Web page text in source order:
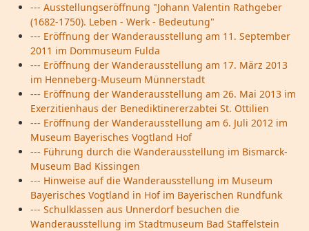
--- Ausstellungseröffnung "Johann Valentin Rathgeber
(1682-1750). Leben - Werk - Bedeutung"
--- Eröffnung der Wanderausstellung am 11. September
2011 im Dommuseum Fulda
--- Eröffnung der Wanderausstellung am 17. März 2013
im Henneberg-Museum Münnerstadt
--- Eröffnung der Wanderausstellung am 26. Mai 2013 im
Exerzitienhaus der Benediktinererzabtei St. Ottilien
--- Eröffnung der Wanderausstellung am 6. Juli 2012 im
Museum Bayerisches Vogtland Hof
--- Führung durch die Wanderausstellung im Bismarck-
Museum Bad Kissingen
--- Hinweise auf die Wanderausstellung im Museum
Bayerisches Vogtland in Hof im Bayerischen Rundfunk
--- Schulklassen aus Unnerdorf besuchen die
Wanderausstellung im Stadtmuseum Bad Staffelstein